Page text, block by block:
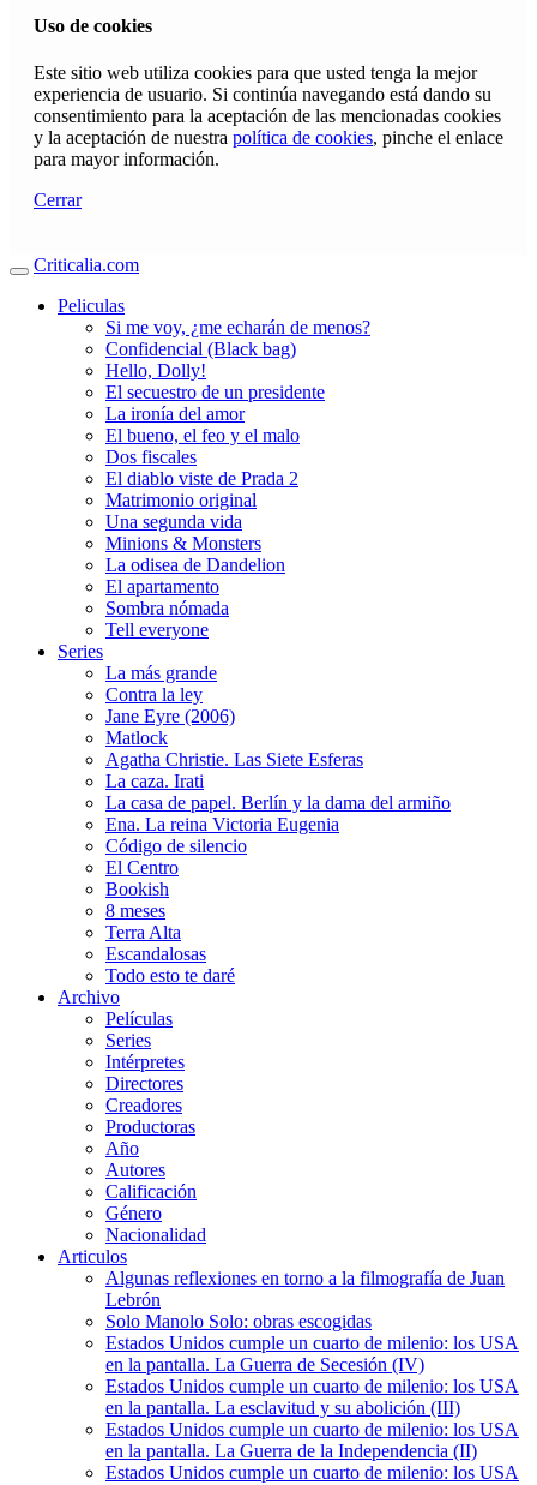
Uso de cookies
Este sitio web utiliza cookies para que usted tenga la mejor
experiencia de usuario. Si continúa navegando está dando su
consentimiento para la aceptación de las mencionadas cookies
y la aceptación de nuestra política de cookies, pinche el enlace
para mayor información.
Cerrar
Criticalia.com
Peliculas
Si me voy, ¿me echarán de menos?
Confidencial (Black bag)
Hello, Dolly!
El secuestro de un presidente
La ironía del amor
El bueno, el feo y el malo
Dos fiscales
El diablo viste de Prada 2
Matrimonio original
Una segunda vida
Minions & Monsters
La odisea de Dandelion
El apartamento
Sombra nómada
Tell everyone
Series
La más grande
Contra la ley
Jane Eyre (2006)
Matlock
Agatha Christie. Las Siete Esferas
La caza. Irati
La casa de papel. Berlín y la dama del armiño
Ena. La reina Victoria Eugenia
Código de silencio
El Centro
Bookish
8 meses
Terra Alta
Escandalosas
Todo esto te daré
Archivo
Películas
Series
Intérpretes
Directores
Creadores
Productoras
Año
Autores
Calificación
Género
Nacionalidad
Articulos
Algunas reflexiones en torno a la filmografía de Juan
Lebrón
Solo Manolo Solo: obras escogidas
Estados Unidos cumple un cuarto de milenio: los USA
en la pantalla. La Guerra de Secesión (IV)
Estados Unidos cumple un cuarto de milenio: los USA
en la pantalla. La esclavitud y su abolición (III)
Estados Unidos cumple un cuarto de milenio: los USA
en la pantalla. La Guerra de la Independencia (II)
Estados Unidos cumple un cuarto de milenio: los USA